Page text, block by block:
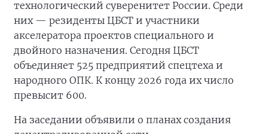
технологический суверенитет России. Среди
них — резиденты ЦБСТ и участники
акселератора проектов специального и
двойного назначения. Сегодня ЦБСТ
объединяет 525 предприятий спецтеха и
народного ОПК. К концу 2026 года их число
превысит 600.
На заседании объявили о планах создания